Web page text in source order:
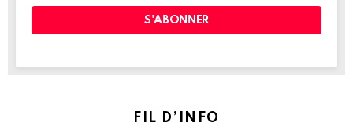
FIL D’INFO